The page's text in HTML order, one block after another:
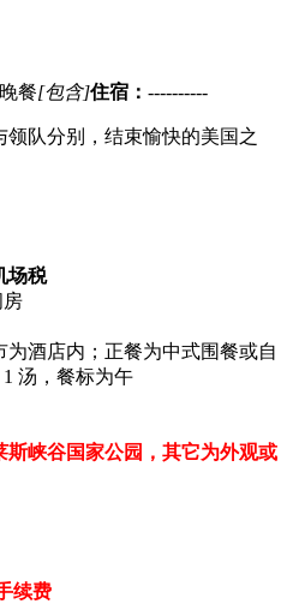
晚餐[包含]住宿： ----------
队分别，结束愉快的美国之
场税
房
酒店内；正餐为中式围餐或自
汤，餐标为午
斯峡谷国家公园，其它为外观或
续费